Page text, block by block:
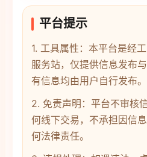
平台提示
1. 工具属性：本平台是经
服务站，仅提供信息发布
有信息均由用户自行发布。
2. 免责声明：平台不审核
何线下交易，不承担因信
何法律责任。